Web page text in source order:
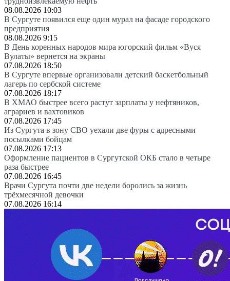
08.08.2026 10:03
В Сургуте появился еще один мурал на фасаде городского
предприятия
08.08.2026 9:15
В День коренных народов мира югорский фильм «Вуся
Вулаты» вернется на экраны
07.08.2026 18:50
В Сургуте впервые организовали детский баскетбольный
лагерь по сербской системе
07.08.2026 18:17
В ХМАО быстрее всего растут зарплаты у нефтяников,
аграриев и вахтовиков
07.08.2026 17:45
Из Сургута в зону СВО уехали две фуры с адресными
посылками бойцам
07.08.2026 17:13
Оформление пациентов в Сургутской ОКБ стало в четыре
раза быстрее
07.08.2026 16:45
Врачи Сургута почти две недели боролись за жизнь
трёхмесячной девочки
07.08.2026 16:14